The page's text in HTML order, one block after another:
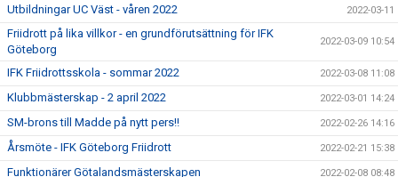
Utbildningar UC Väst - våren 2022 2022-03-11
Friidrott på lika villkor - en grundförutsättning för IFK
Göteborg
2022-03-09 10:54
IFK Friidrottsskola - sommar 2022 2022-03-08 11:08
Klubbmästerskap - 2 april 2022 2022-03-01 14:24
SM-brons till Madde på nytt pers!! 2022-02-26 14:16
Årsmöte - IFK Göteborg Friidrott 2022-02-21 15:38
Funktionärer Götalandsmästerskapen 2022-02-08 08:48